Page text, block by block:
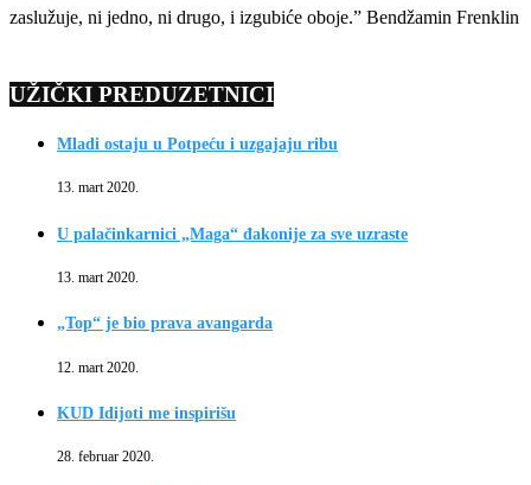
zaslužuje, ni jedno, ni drugo, i izgubiće oboje.” Bendžamin Frenklin
UŽIČKI PREDUZETNICI
Mladi ostaju u Potpeću i uzgajaju ribu
13. mart 2020.
U palačinkarnici „Maga“ đakonije za sve uzraste
13. mart 2020.
„Top“ je bio prava avangarda
12. mart 2020.
KUD Idijoti me inspirišu
28. februar 2020.